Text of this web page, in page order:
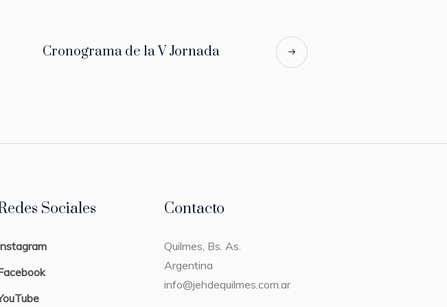
Cronograma de la V Jornada
Sociales Contacto
Quilmes, Bs. As.
Argentina
info@jehdequilmes.com.ar